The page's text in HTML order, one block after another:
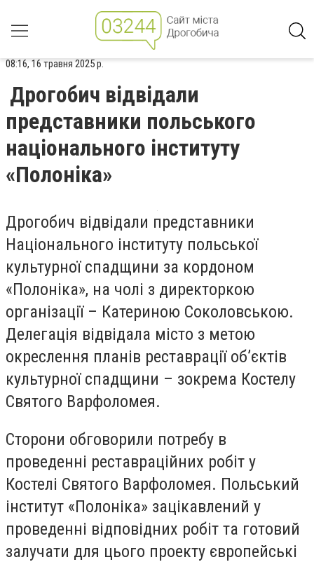
08:16, 16 травня 2025 р.
Дрогобич відвідали
представники польського
національного інституту
«Полоніка»
Дрогобич відвідали представники
Національного інституту польської
культурної спадщини за кордоном
«Полоніка», на чолі з директоркою
організації – Катериною Соколовською.
Делегація відвідала місто з метою
окреслення планів реставрації об’єктів
культурної спадщини – зокрема Костелу
Святого Варфоломея.
Сторони обговорили потребу в
проведенні реставраційних робіт у
Костелі Святого Варфоломея. Польський
інститут «Полоніка» зацікавлений у
проведенні відповідних робіт та готовий
залучати для цього проекту європейські